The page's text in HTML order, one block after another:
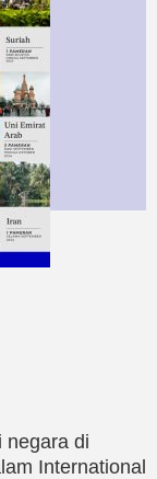
negara di
International